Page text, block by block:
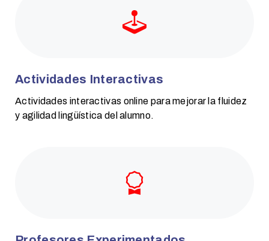
Actividades Interactivas
Actividades interactivas online para mejorar la fluidez
y agilidad lingüística del alumno.